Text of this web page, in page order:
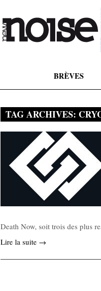
BRÈVES
TAG ARCHIVES:
Death Now, soit trois des plus
Lire la suite →